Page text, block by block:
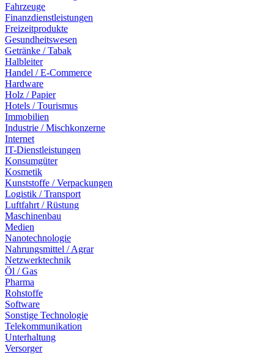
Fahrzeuge
Finanzdienstleistungen
Freizeitprodukte
Gesundheitswesen
Getränke / Tabak
Halbleiter
Handel / E-Commerce
Hardware
Holz / Papier
Hotels / Tourismus
Immobilien
Industrie / Mischkonzerne
Internet
IT-Dienstleistungen
Konsumgüter
Kosmetik
Kunststoffe / Verpackungen
Logistik / Transport
Luftfahrt / Rüstung
Maschinenbau
Medien
Nanotechnologie
Nahrungsmittel / Agrar
Netzwerktechnik
Öl / Gas
Pharma
Rohstoffe
Software
Sonstige Technologie
Telekommunikation
Unterhaltung
Versorger